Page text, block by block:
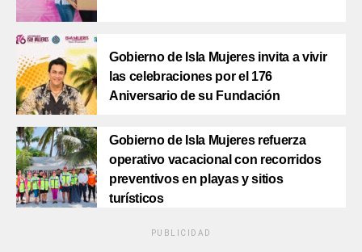
Gobierno de Isla Mujeres invita a vivir
las celebraciones por el 176
Aniversario de su Fundación
Gobierno de Isla Mujeres refuerza
operativo vacacional con recorridos
preventivos en playas y sitios
turísticos
PUBLICIDAD